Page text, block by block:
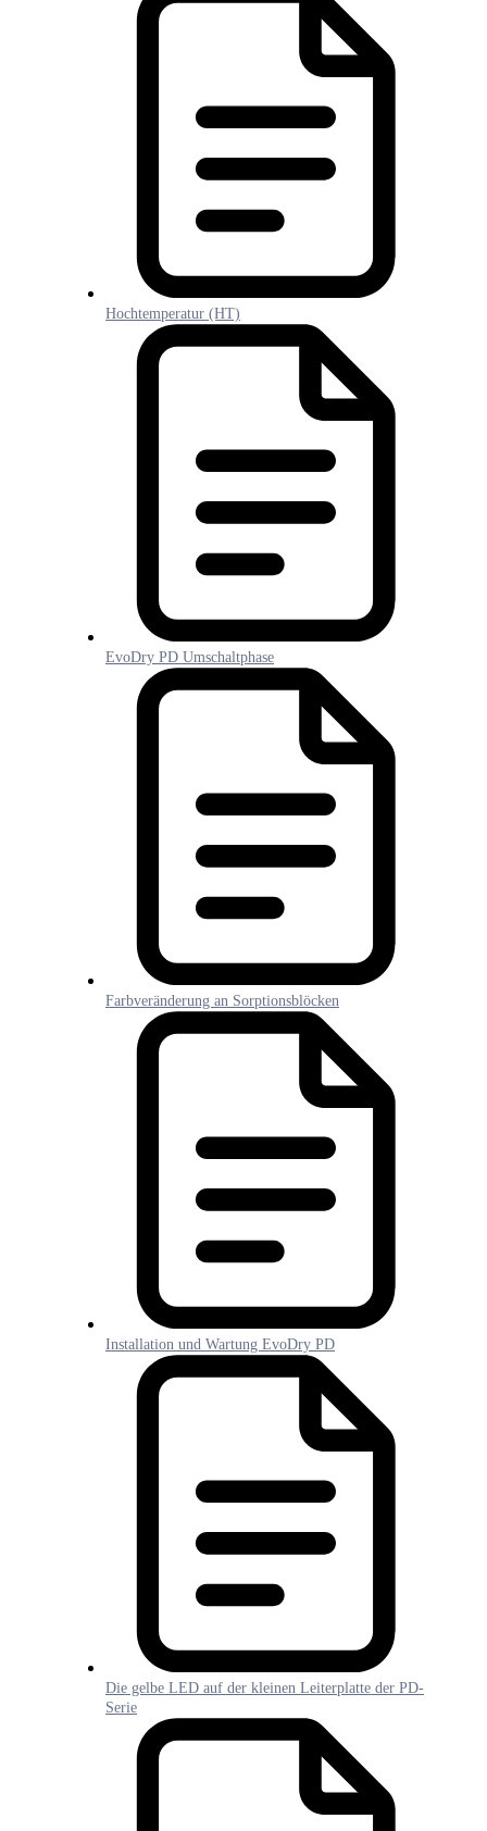
Hochtemperatur (HT)
EvoDry PD Umschaltphase
Farbveränderung an Sorptionsblöcken
Installation und Wartung EvoDry PD
Die gelbe LED auf der kleinen Leiterplatte der PD-
Serie